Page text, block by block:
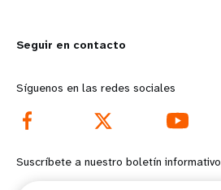
o
r
e
f
d
o
Seguir en contacto
Síguenos en las redes sociales
Suscríbete a nuestro boletín informativo